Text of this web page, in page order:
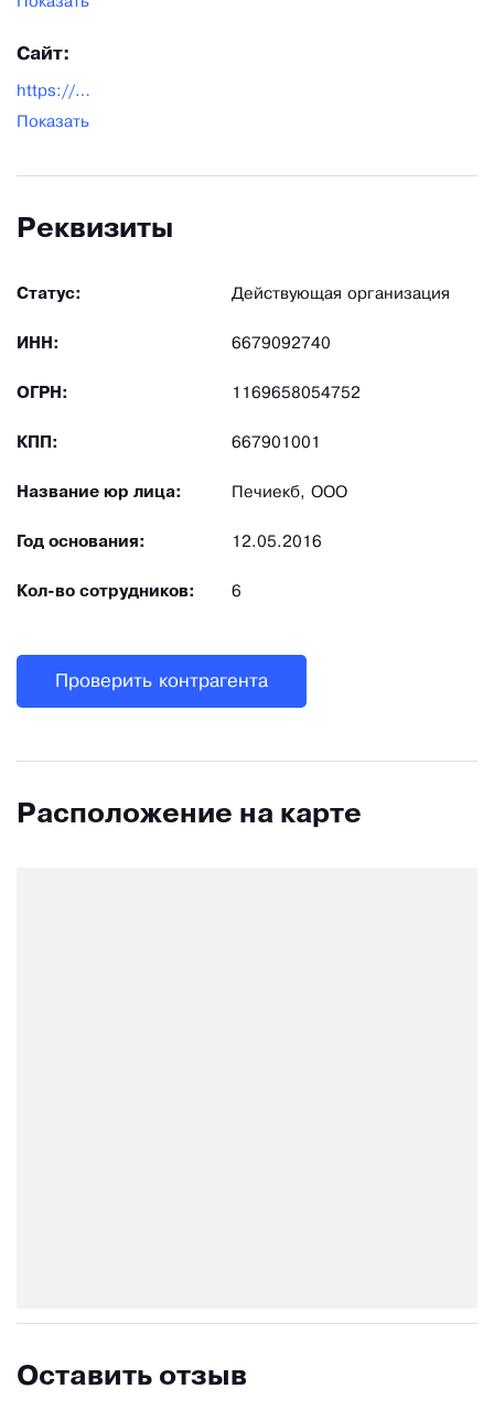
Сайт:
https://pechi-ekb.ru/
Показать
Реквизиты
Статус: Действующая организация
ИНН: 6679092740
ОГРН: 1169658054752
КПП: 667901001
Название юр лица: Печиекб, ООО
Год основания: 12.05.2016
Кол-во сотрудников: 6
Проверить контрагента
Расположение на карте
Оставить отзыв